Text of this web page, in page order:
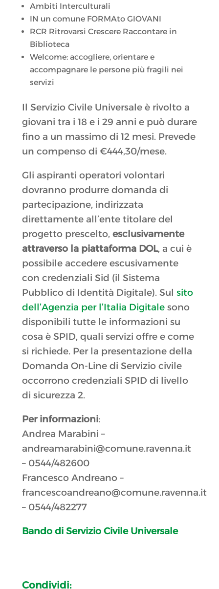
Ambiti Interculturali
IN un comune FORMAto GIOVANI
RCR Ritrovarsi Crescere Raccontare in
Biblioteca
Welcome: accogliere, orientare e
accompagnare le persone più fragili nei
servizi
Il Servizio Civile Universale è rivolto a
giovani tra i 18 e i 29 anni e può durare
fino a un massimo di 12 mesi. Prevede
un compenso di €444,30/mese.
Gli aspiranti operatori volontari
dovranno produrre domanda di
partecipazione, indirizzata
direttamente all’ente titolare del
progetto prescelto, esclusivamente
attraverso la piattaforma DOL, a cui è
possibile accedere escusivamente
con credenziali Sid (il Sistema
Pubblico di Identità Digitale). Sul sito
dell’Agenzia per l’Italia Digitalesono
disponibili tutte le informazioni su
cosa è SPID, quali servizi offre e come
si richiede. Per la presentazione della
Domanda On-Line di Servizio civile
occorrono credenziali SPID di livello
di sicurezza 2.
Per informazioni:
Andrea Marabini –
andreamarabini@comune.ravenna.it
– 0544/482600
Francesco Andreano –
francescoandreano@comune.ravenna.it
– 0544/482277
Bando di Servizio Civile Universale
Condividi: